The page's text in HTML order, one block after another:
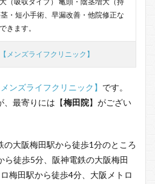
・短小手術、早漏改善・他院修正な
きます。
メンズライフクリニック】
ンズライフクリニック】 です。
、最寄りには【梅田院】がござい
の大阪梅田駅から徒歩1分のところ
ら徒歩5分、阪神電鉄の大阪梅田
梅田駅から徒歩4分、大阪メトロ